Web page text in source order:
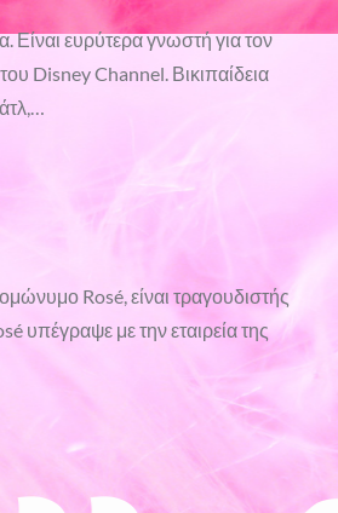
Είναι ευρύτερα γνωστή για τον
Disney Channel. Βικιπαίδεια
Rosé, είναι τραγουδιστής
υπέγραψε με την εταιρεία της